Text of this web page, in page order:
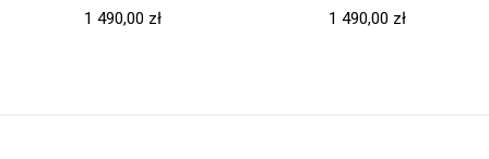
1 490,00 zł 1 490,00 zł